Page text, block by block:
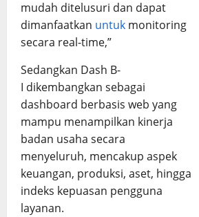
mudah ditelusuri dan dapat
dimanfaatkan untuk monitoring
secara real-time,”
Sedangkan Dash B-
I dikembangkan sebagai
dashboard berbasis web yang
mampu menampilkan kinerja
badan usaha secara
menyeluruh, mencakup aspek
keuangan, produksi, aset, hingga
indeks kepuasan pengguna
layanan.